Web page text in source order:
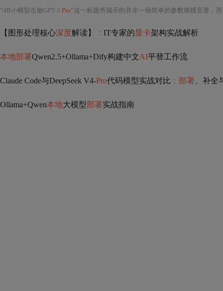
“4B小模型击败GPT-5 Pro”这一标题所揭示的并非一场简单的参数规模竞赛，
【图形处理核心深度解读】 ： IT专家的显卡架构实战解析
本地部署Qwen2.5+Ollama+Dify构建中文AI平替工作流
Claude Code与DeepSeek V4-Pro代码模型实战对比 ：部署 、补
Ollama+Qwen本地大模型部署实战指南